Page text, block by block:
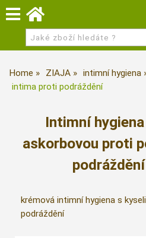
Home ZIAJA intimní hygiena
intima proti podráždění
Intimní
askorbovou proti
krémová intimní hygiena s
podráždění